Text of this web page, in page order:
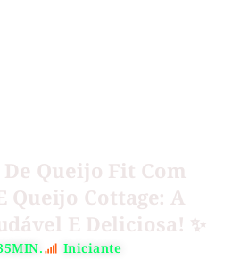
De Queijo Fit Com
Queijo Cottage: A
E Deliciosa! ✨
Iniciante